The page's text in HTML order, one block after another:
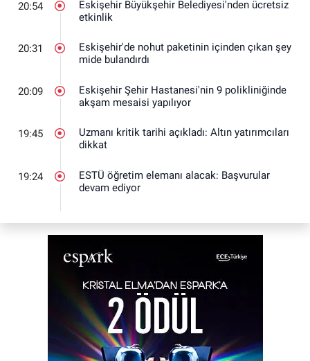
20:54
Eskişehir Büyükşehir Belediyesi'nden ücretsiz
etkinlik
20:31
Eskişehir'de nohut paketinin içinden çıkan şey
mide bulandırdı
20:09
Eskişehir Şehir Hastanesi'nin 9 polikliniğinde
akşam mesaisi yapılıyor
19:45
Uzmanı kritik tarihi açıkladı: Altın yatırımcıları
dikkat
19:24
ESTÜ öğretim elemanı alacak: Başvurular
devam ediyor